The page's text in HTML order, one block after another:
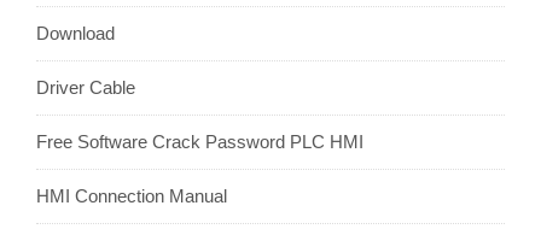
Download
Driver Cable
Free Software Crack Password PLC HMI
HMI Connection Manual